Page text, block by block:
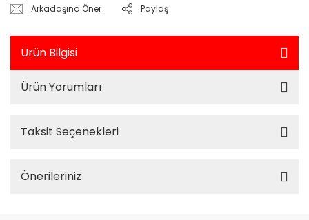
Arkadaşına Öner Paylaş
Ürün Bilgisi
Ürün Yorumları
Taksit Seçenekleri
Önerileriniz